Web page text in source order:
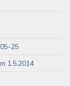
25
1.5.2014